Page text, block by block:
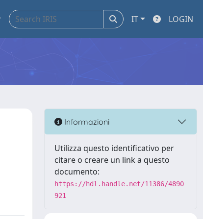
IT LOGIN
Informazioni
Utilizza questo identificativo per
citare o creare un link a questo
documento:
https://hdl.handle.net/11386/4890
921